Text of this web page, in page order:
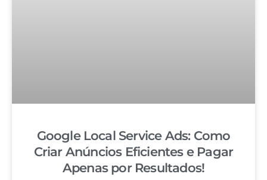
Google Local Service Ads: Como
Criar Anúncios Eficientes e Pagar
Apenas por Resultados!